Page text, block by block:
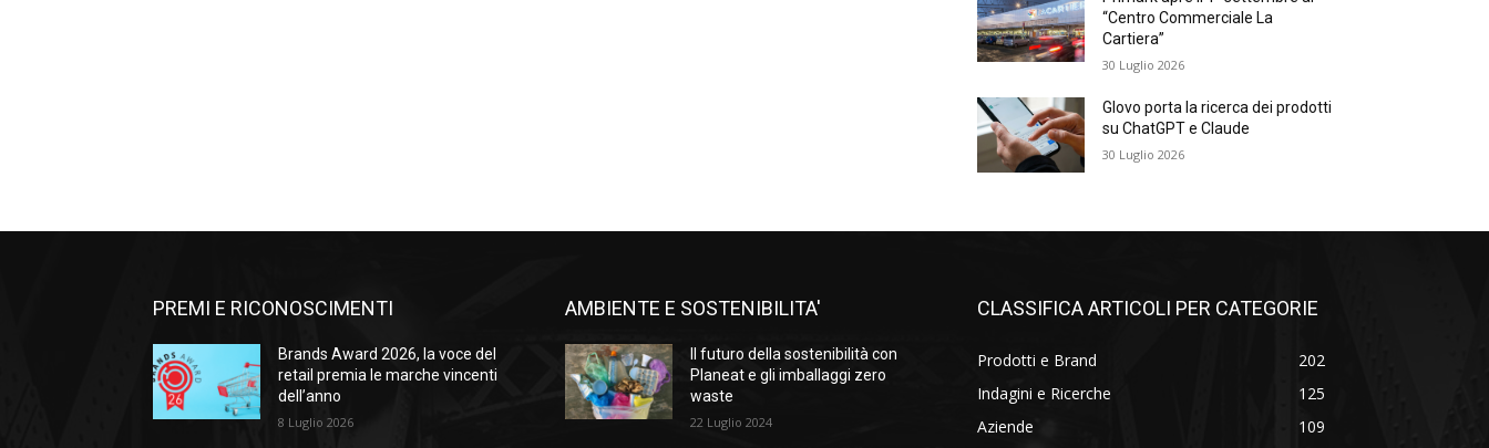
“Centro Commerciale La
Cartiera”
30 Luglio 2026
Glovo porta la ricerca dei prodotti
su ChatGPT e Claude
30 Luglio 2026
PREMI E RICONOSCIMENTI
Brands Award 2026, la voce del
retail premia le marche vincenti
dell’anno
8 Luglio 2026
AMBIENTE E SOSTENIBILITA'
Il futuro della sostenibilità con
Planeat e gli imballaggi zero
waste
22 Luglio 2024
CLASSIFICA ARTICOLI PER CATEGORIE
Prodotti e Brand
202
Indagini e Ricerche
125
Aziende
109